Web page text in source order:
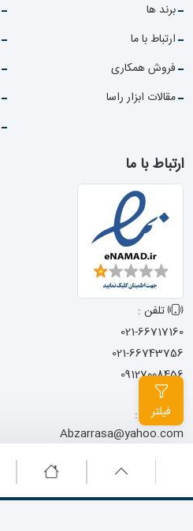
فیلتر
برند ها
ارتباط با ما
فروش همکاری
مقالات ابزار راسا
ارتباط با ما
تلفن :
021-66717160
021-66743756
09127008456
ایمیل :
Abzarrasa@yahoo.com
آدرس :
تهران - خیابان امام
خمینی - نرسیده به میدان حسن آباد